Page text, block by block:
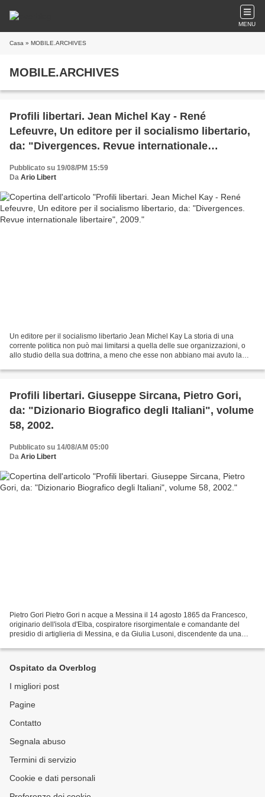
MENU
Casa » MOBILE.ARCHIVES
MOBILE.ARCHIVES
Profili libertari. Jean Michel Kay - René
Lefeuvre, Un editore per il socialismo libertario,
da: "Divergences. Revue internationale
Pubblicato su 19/08/PM 15:59
Da Ario Libert
Un editore per il socialismo libertario Jean Michel Kay La storia di una
corrente politica non può mai limitarsi a quella delle sue organizzazioni, o
allo studio della sua dottrina, a meno che esse non abbiano mai avuto la
Profili libertari. Giuseppe Sircana, Pietro Gori,
da: "Dizionario Biografico degli Italiani", volume
58, 2002.
Pubblicato su 14/08/AM 05:00
Da Ario Libert
Pietro Gori Pietro Gori n acque a Messina il 14 agosto 1865 da Francesco,
originario dell'isola d'Elba, cospiratore risorgimentale e comandante del
presidio di artiglieria di Messina, e da Giulia Lusoni, discendente da una
Ospitato da Overblog
I migliori post
Pagine
Contatto
Segnala abuso
Termini di servizio
Cookie e dati personali